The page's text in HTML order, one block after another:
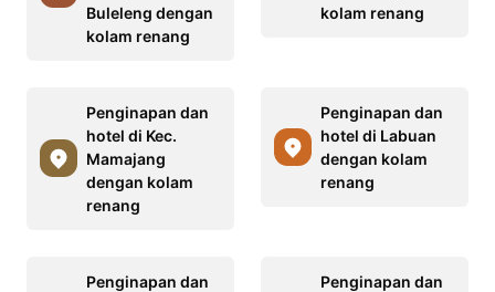
Buleleng dengan
kolam renang
kolam renang
Penginapan dan
hotel di Kec.
Mamajang
dengan kolam
renang
Penginapan dan
hotel di Labuan
dengan kolam
renang
Penginapan dan
Penginapan dan